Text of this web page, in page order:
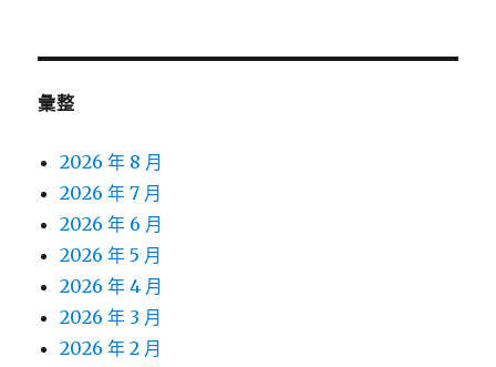
彙整
2026 年 8 月
2026 年 7 月
2026 年 6 月
2026 年 5 月
2026 年 4 月
2026 年 3 月
2026 年 2 月